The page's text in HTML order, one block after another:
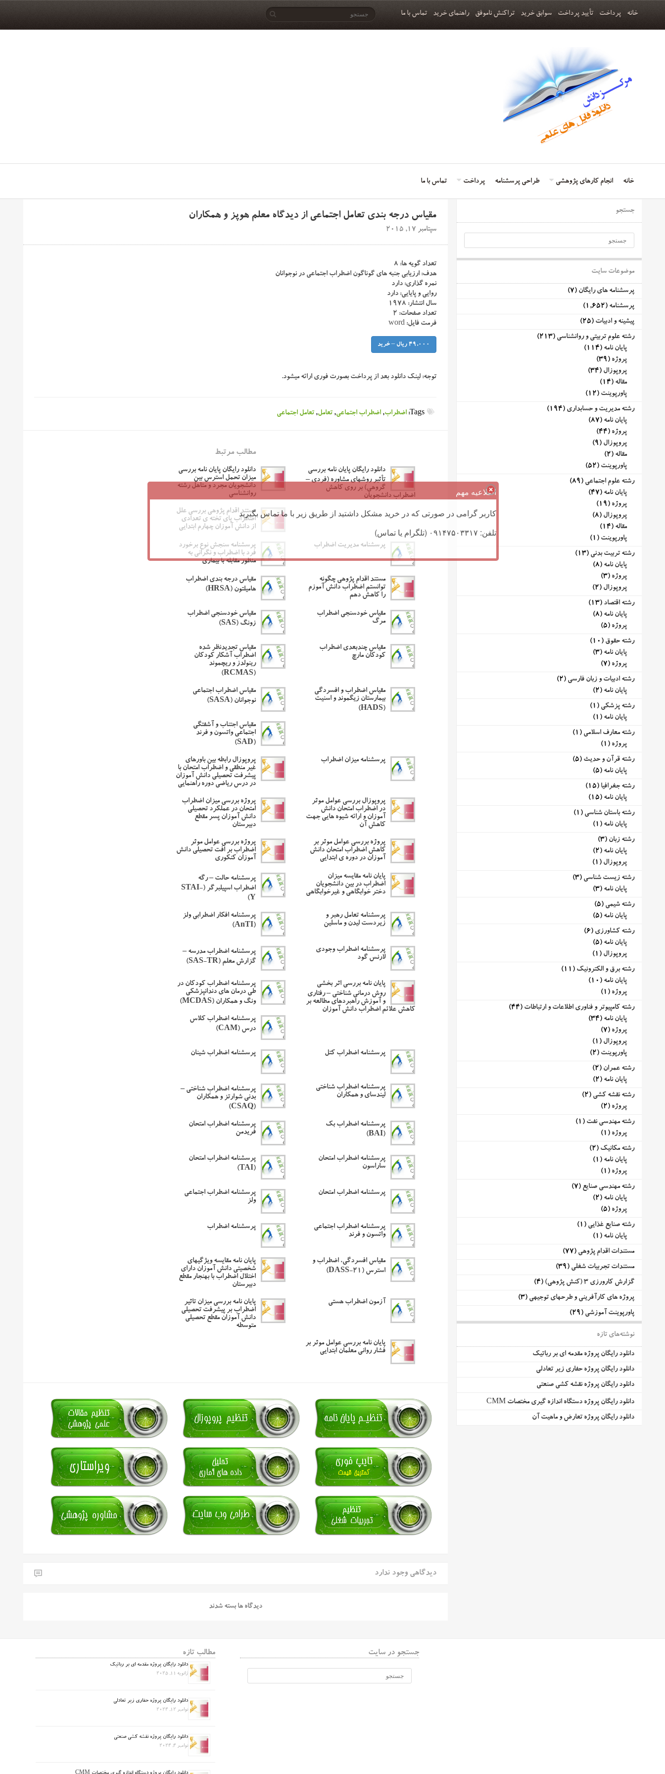
خانه پرداخت تأیید پرداخت سوابق خرید تراکنش ناموفق راهنمای خرید تماس با ما
خانه انجام کارهای پژوهشی طراحی پرسشنامه پرداخت تماس با ما
مقیاس درجه بندی تعامل اجتماعی از دیدگاه معلم هوپز و همکاران
سپتامبر 17, 2015
تعداد گویه ها: ۸
هدف: ارزیابی جنبه های گوناگون اضطراب اجتماعی در نوجوانان
نمره گذاری: دارد
روایی و پایایی: دارد
سال انتشار: ۱۹۷۸
تعداد صفحات: ۲
فرمت فایل: word
49,000 ریال – خرید
توجه: لینک دانلود بعد از پرداخت بصورت فوری ارائه میشود.
اضطراب, اضطراب اجتماعی, تعامل, تعامل اجتماعی
مطالب مرتبط
دانلود رایگان پایان نامه بررسی
تأثیر روشهای مشاوره (فردی –
گروهی) بر روی کاهش
اضطراب دانشجویان
دانلود رایگان پایان نامه بررسی
میزان تحمل استرس بین
دانشجویان مجرد و متاهل رشته
روانشناسی
مستند اقدام پژوهی بررسی علل
اضطراب پای تخته ی تعدادی
از دانش آموزان چهارم ابتدایی
پرسشنامه مدیریت اضطراب
پرسشنامه سنجش نوع برخورد
فرد با اضطراب و نگرانی به
منظور مقابله با بیماری
مستند اقدام پژوهی چگونه
توانستم اضطراب دانش آموزم
را کاهش دهم
مقیاس درجه بندی اضطراب
هامیلتون (HRSA)
مقیاس خودسنجی اضطراب
مرگ
مقیاس خودسنجی اضطراب
زونگ (SAS)
مقیاس چندبعدی اضطراب
کودکان مارچ
مقیاس تجدیدنظر شده
اضطراب آشکار کودکان
رینولدز و ریچموند
(RCMAS)
مقیاس اضطراب و افسردگی
بیمارستان زیگموند و اسنیت
(HADS)
مقیاس اضطراب اجتماعی
نوجوانان (SASA)
مقیاس اجتناب و آشفتگی
اجتماعی واتسون و فرند
(SAD)
پرسشنامه میزان اضطراب
پروپوزال رابطه بین باورهای
غیر منطقی و اضطراب امتحان با
پیشرفت تحصیلی دانش آموزان
در درس ریاضی دوره راهنمایی
پروپوزال بررسی عوامل موثر
در اضطراب امتحان دانش
آموزان و ارائه شیوه هایی جهت
کاهش آن
پروژه بررسی میزان اضطراب
امتحان در عملکرد تحصیلی
دانش آموزان پسر مقطع
دبیرستان
پروژه بررسی عوامل موثر بر
کاهش اضطراب امتحان دانش
آموزان در دوره ی ابتدایی
پروژه بررسی عوامل موثر
اضطراب بر افت تحصیلی دانش
آموزان کنکوری
پایان نامه مقایسه میزان
اضطراب در بین دانشجویان
دختر خوابگاهی و غیرخوابگاهی
پرسشنامه حالت – رگه
اضطراب اسپیلبرگر (STAI-
Y)
پرسشنامه تعامل رهبر و
زیردست لیدن و ماسلین
پرسشنامه افکار اضطرابی ولز
(AnTI)
پرسشنامه اضطراب وجودی
لارنس گود
پرسشنامه اضطراب مدرسه –
گزارش معلم (SAS-TR)
پایان نامه بررسی اثر بخشی
روش درمانی شناختی – رفتاری
و آموزش راهبردهای مطالعه بر
کاهش علائم اضطراب دانش آموزان
پرسشنامه اضطراب کودکان در
طی درمان های دندانپزشکی
ونگ و همکاران (MCDAS)
پرسشنامه اضطراب کلاس
درس (CAM)
پرسشنامه اضطراب کتل پرسشنامه اضطراب شینان
پرسشنامه اضطراب شناختی
لیندسای و همکاران
پرسشنامه اضطراب شناختی –
بدنی شوارتز و همکاران
(CSAQ)
پرسشنامه اضطراب بک
(BAI)
پرسشنامه اضطراب امتحان
فریدمن
پرسشنامه اضطراب امتحان
ساراسون
پرسشنامه اضطراب امتحان
(TAI)
پرسشنامه اضطراب امتحان
پرسشنامه اضطراب اجتماعی
ولز
پرسشنامه اضطراب اجتماعی
واتسون و فرند
پرسشنامه اضطراب
مقیاس افسردگی، اضطراب و
استرس (DASS-21)
پایان نامه مقایسه ویژگیهای
شخصیتی دانش آموزان دارای
اختلال اضطراب با بهنجار مقطع
دبیرستان
آزمون اضطراب هستی
پایان نامه بررسی میزان تاثیر
اضطراب بر پیشرفت تحصیلی
دانش آموزان مقطع تحصیلی
متوسطه
پایان نامه بررسی عوامل موثر بر
فشار روانی معلمان ابتدایی
دیدگاهی وجود ندارد
دیدگاه ها بسته شدند
جستجو
موضوعات سایت
پرسشنامه های رایگان (7)
پرسشنامه (1,652)
پیشینه و ادبیات (25)
رشته علوم تربیتی و روانشناسی (213)
پایان نامه (114)
پروژه (39)
پروپوزال (34)
مقاله (14)
پاورپوینت (12)
رشته مدیریت و حسابداری (194)
پایان نامه (87)
پروژه (44)
پروپوزال (9)
مقاله (2)
پاورپوینت (52)
رشته علوم اجتماعی (89)
پایان نامه (47)
پروژه (19)
پروپوزال (8)
مقاله (14)
پاورپوینت (1)
رشته تربیت بدنی (13)
پایان نامه (8)
پروژه (3)
پروپوزال (2)
رشته اقتصاد (13)
پایان نامه (8)
پروژه (5)
رشته حقوق (10)
پایان نامه (3)
پروژه (7)
رشته ادبیات و زبان فارسی (2)
پایان نامه (2)
رشته پزشکی (1)
پایان نامه (1)
رشته معارف اسلامی (1)
پروژه (1)
رشته قرآن و حدیث (5)
پایان نامه (5)
رشته جغرافیا (15)
پایان نامه (15)
رشته باستان شناسی (1)
پایان نامه (1)
رشته زبان (3)
پایان نامه (2)
پروپوزال (1)
رشته زیست شناسی (3)
پایان نامه (3)
رشته شیمی (5)
پایان نامه (5)
رشته کشاورزی (6)
پایان نامه (5)
پروپوزال (1)
رشته برق و الکترونیک (11)
پایان نامه (10)
پروژه (1)
رشته کامپیوتر و فناوری اطلاعات و ارتباطات (44)
پایان نامه (34)
پروژه (7)
پروپوزال (1)
پاورپوینت (2)
رشته عمران (2)
پایان نامه (2)
رشته نقشه کشی (2)
پروژه (2)
رشته مهندسی نفت (1)
پروژه (1)
رشته مکانیک (2)
پایان نامه (1)
پروژه (1)
رشته مهندسی صنایع (7)
پایان نامه (2)
پروژه (5)
رشته صنایع غذایی (1)
پایان نامه (1)
مستندات اقدام پژوهی (77)
مستندات تجربیات شغلی (39)
گزارش کارورزی 3 (کنش پژوهی)
(4)
پروژه های کارآفرینی و طرحهای توجیهی (3)
پاورپوینت آموزشی (29)
نوشته‌های تازه
دانلود رایگان پروژه مقدمه ای بر رباتیک
دانلود رایگان پروژه حفاری زیر تعادلی
دانلود رایگان پروژه نقشه کشی صنعتی
دانلود رایگان پروژه دستگاه اندازه گیری مختصات CMM
دانلود رایگان پروژه تعارض و ماهیت آن
اطلاعیه مهم
کاربر گرامی در صورتی که در خرید مشکل داشتید از طریق زیر با ما تماس بگیرید
تلفن: ۰۹۱۴۷۵۰۳۳۱۷ (تلگرام یا تماس)
مطالب تازه
دانلود رایگان پروژه مقدمه ای بر رباتیک
ژانویه 11, 2025
دانلود رایگان پروژه حفاری زیر تعادلی
نوامبر 12, 2024
دانلود رایگان پروژه نقشه کشی صنعتی
نوامبر 4, 2024
جستجو در سایت